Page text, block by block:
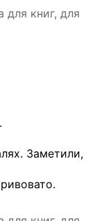
книг, для
Заметили,